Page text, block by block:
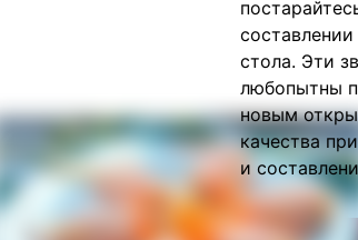
стола. Эти
любопытны
новым
качества
и